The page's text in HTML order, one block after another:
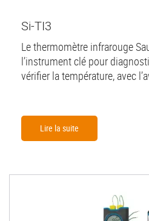
Si-TI3
Le thermomètre infrarouge
l’instrument clé pour
vérifier la température, avec
Lire la suite